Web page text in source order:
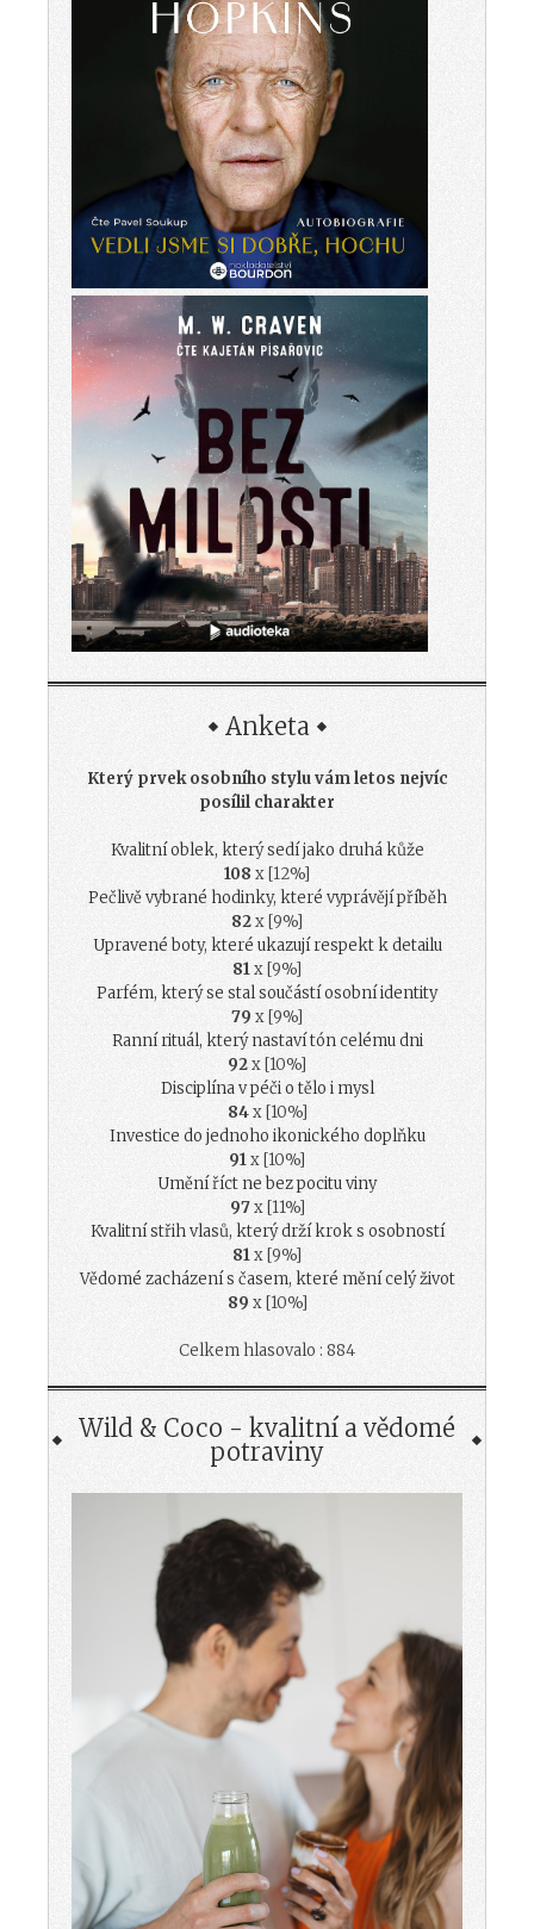
Anketa
Který prvek osobního stylu vám letos nejvíc
posílil charakter
Kvalitní oblek, který sedí jako druhá kůže
108 x [12%]
Pečlivě vybrané hodinky, které vyprávějí příběh
82x [9%]
Upravené boty, které ukazují respekt k detailu
81x [9%]
Parfém, který se stal součástí osobní identity
79 x [9%]
Ranní rituál, který nastaví tón celému dni
92x [10%]
Disciplína v péči o tělo i mysl
84x [10%]
Investice do jednoho ikonického doplňku
91x [10%]
Umění říct ne bez pocitu viny
97x [11%]
Kvalitní střih vlasů, který drží krok s osobností
81x [9%]
Vědomé zacházení s časem, které mění celý život
89 x [10%]
Celkem hlasovalo : 884
Wild & Coco - kvalitní a vědomé
potraviny